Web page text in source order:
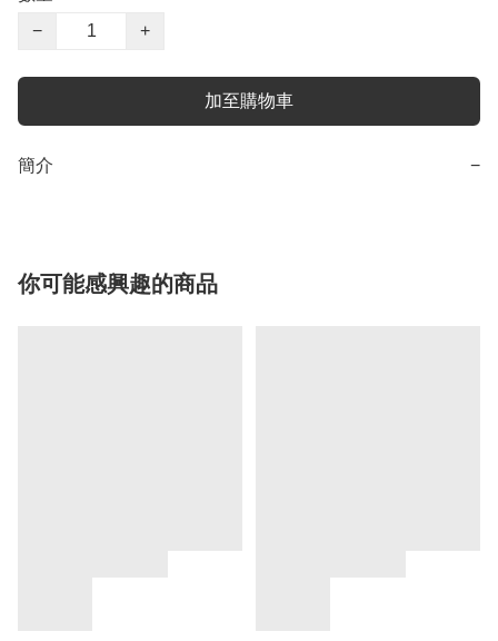
−
+
加至購物車
簡介 −
你可能感興趣的商品